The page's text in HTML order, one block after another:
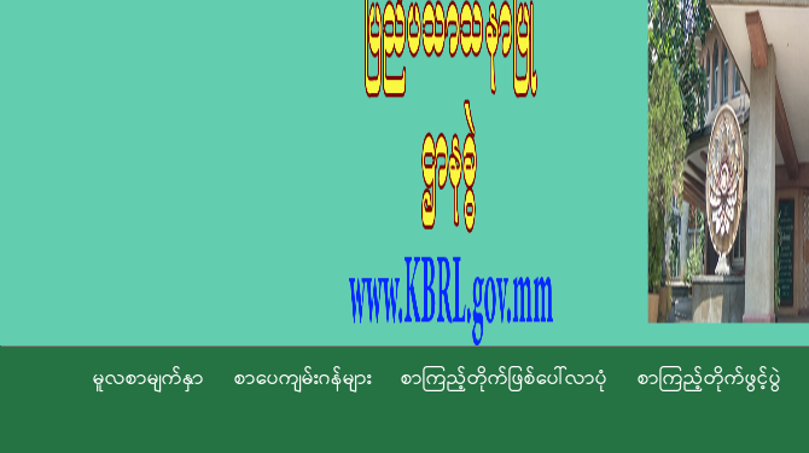
မူလစာမျက်နှာ စာပေကျမ်းဂန်များ စာကြည့်တိုက်ဖြစ်ပေါ်လာပုံ စာကြည့်တိုက်ဖွင့်ပွဲ